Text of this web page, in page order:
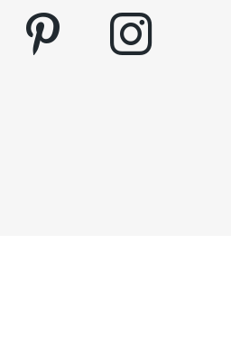
pinterest instagram